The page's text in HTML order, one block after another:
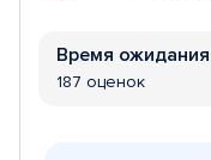
Время ожидания
187 оценок